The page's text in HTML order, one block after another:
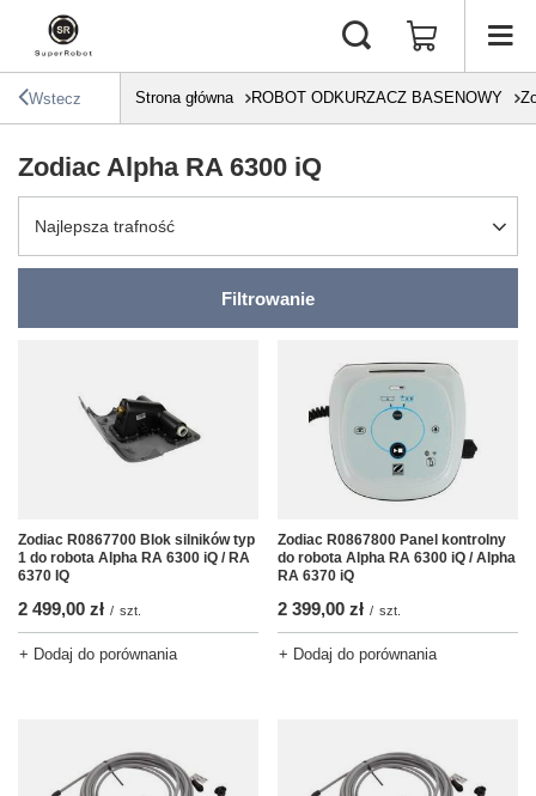
Wstecz Strona główna ROBOT ODKURZACZ BASENOWY
Zodiac Alpha RA 6300 iQ
Zmień sortowanie
Najlepsza trafność
Filtrowanie
Zodiac R0867700 Blok silników typ
1 do robota Alpha RA 6300 iQ / RA
6370 IQ
2 499,00 zł / szt.
+ Dodaj do porównania
Zodiac R0867800 Panel kontrolny
do robota Alpha RA 6300 iQ / Alpha
RA 6370 iQ
2 399,00 zł / szt.
+ Dodaj do porównania